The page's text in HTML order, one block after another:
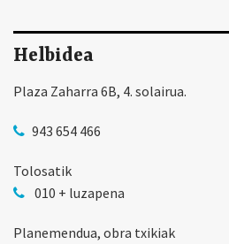
Helbidea
Plaza Zaharra 6B, 4. solairua.
943 654 466
Tolosatik
010 + luzapena
Planemendua, obra txikiak